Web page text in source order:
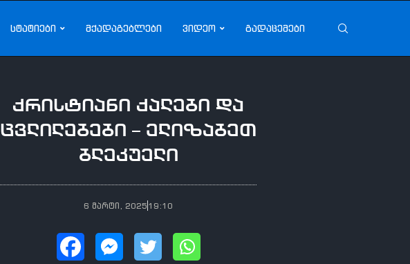
სტატიები მქადაგებლები ვიდეო გადაცემები
ქრისტიანი ქალები და
ცვლილებები – ელიზაბეთ
ბლეკუელი
6 მარტი, 2025 19:10